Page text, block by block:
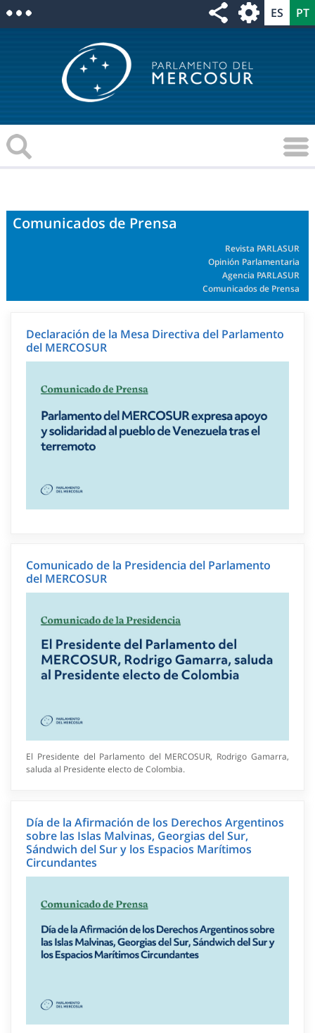
Comunicados de Prensa
Revista PARLASUR
Opinión Parlamentaria
Agencia PARLASUR
Comunicados de Prensa
Declaración de la Mesa Directiva del Parlamento
del MERCOSUR
Comunicado de la Presidencia del Parlamento
del MERCOSUR
El Presidente del Parlamento del MERCOSUR, Rodrigo Gamarra,
saluda al Presidente electo de Colombia.
Día de la Afirmación de los Derechos Argentinos
sobre las Islas Malvinas, Georgias del Sur,
Sándwich del Sur y los Espacios Marítimos
Circundantes